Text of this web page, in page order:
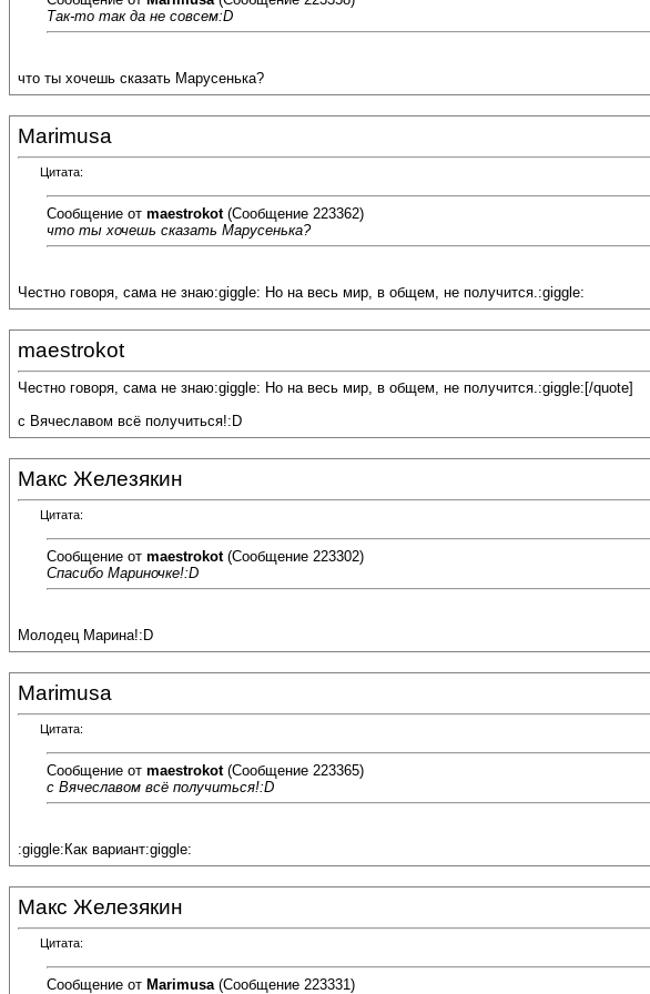
Так-то так да не совсем:D
что ты хочешь сказать Марусенька?
Marimusa
Цитата:
Сообщение от maestrokot(Сообщение 223362)
что ты хочешь сказать Марусенька?
Честно говоря, сама не знаю:giggle: Но на весь мир, в общем, не получится.:giggle:
maestrokot
Честно говоря, сама не знаю:giggle: Но на весь мир, в общем, не получится.:giggle:[/quote]
с Вячеславом всё получиться!:D
Макс Железякин
Цитата:
Сообщение от maestrokot(Сообщение 223302)
Спасибо Мариночке!:D
Молодец Марина!:D
Marimusa
Цитата:
Сообщение от maestrokot(Сообщение 223365)
с Вячеславом всё получиться!:D
:giggle:Как вариант:giggle:
Макс Железякин
Цитата:
Сообщение от Marimusa (Сообщение 223331)